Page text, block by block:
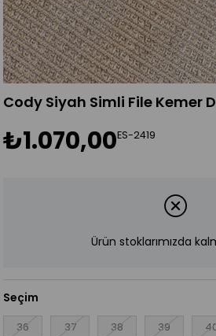
Cody Siyah Simli File Kemer
₺1.070,00ES-2419
Ürün stoklarımızda
Seçim
36 37 38 39